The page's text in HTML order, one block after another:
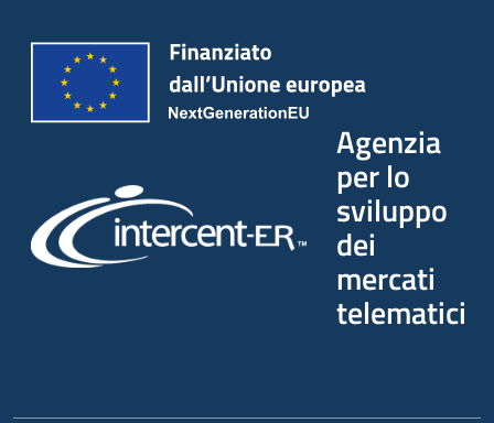
Agenzia
per lo
sviluppo
dei
mercati
telematici